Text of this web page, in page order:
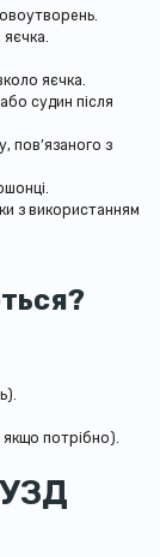
яєчка.
яєчка.
судин після
пов’язаного з
з використанням
потрібно).